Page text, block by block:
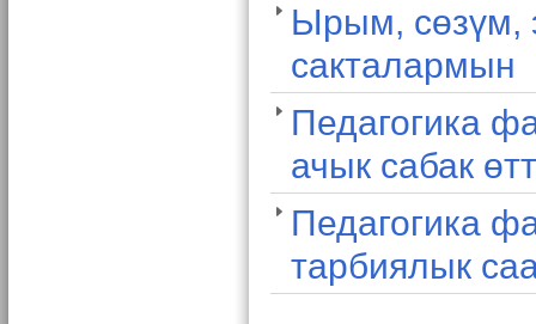
Ырым, сөзүм,
сакталармын
Педагогика
ачык сабак
Педагогика
тарбиялык